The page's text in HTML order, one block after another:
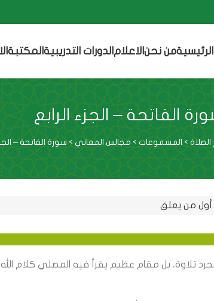
الرئيسيةمن نحن الاعلام الدورات التدريبية المكتبة
الفاتحة – الجزء الرابع
> المسموعات > مجالس المعاني > سورة الفاتحة –
من يعلق
تلاوة، بل مقام عظيم يقرأ فيه المصلي كلام